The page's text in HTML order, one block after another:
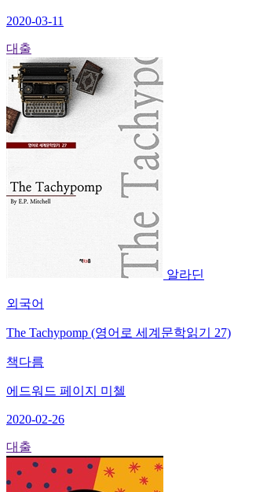
2020-03-11
대출
알라딘
외국어
The Tachypomp (영어로 세계문학읽기 27)
책다름
에드워드 페이지 미첼
2020-02-26
대출